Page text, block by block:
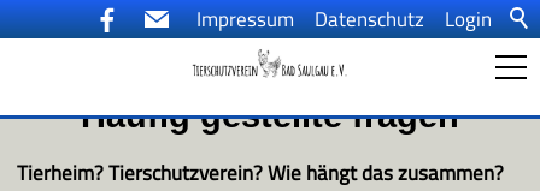
Login
Datenschutz
Impressum
Startseite
Häufig gestellte fragen
Tierheim? Tierschutzverein? Wie hängt das zusammen?